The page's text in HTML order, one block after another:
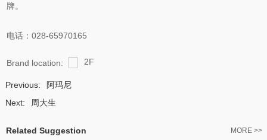
牌。
电话：028-65970165
Brand location: 2F
Previous:
阿玛尼
Next:
周大生
Related Suggestion MORE >>